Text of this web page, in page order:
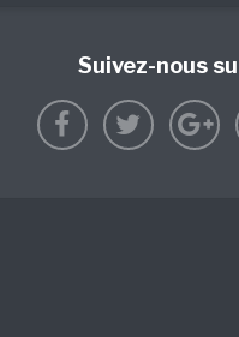
Suivez-nous